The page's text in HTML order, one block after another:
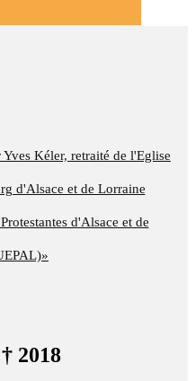
Yves Kéler, retraité de l'Eglise
d'Alsace et de Lorraine
d'Alsace et de
2018